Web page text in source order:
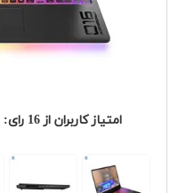
امتیاز کاربران از16 رای: